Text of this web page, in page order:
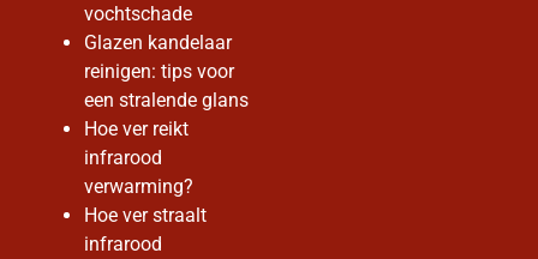
vochtschade
Glazen kandelaar
reinigen: tips voor
een stralende glans
Hoe ver reikt
infrarood
verwarming?
Hoe ver straalt
infrarood